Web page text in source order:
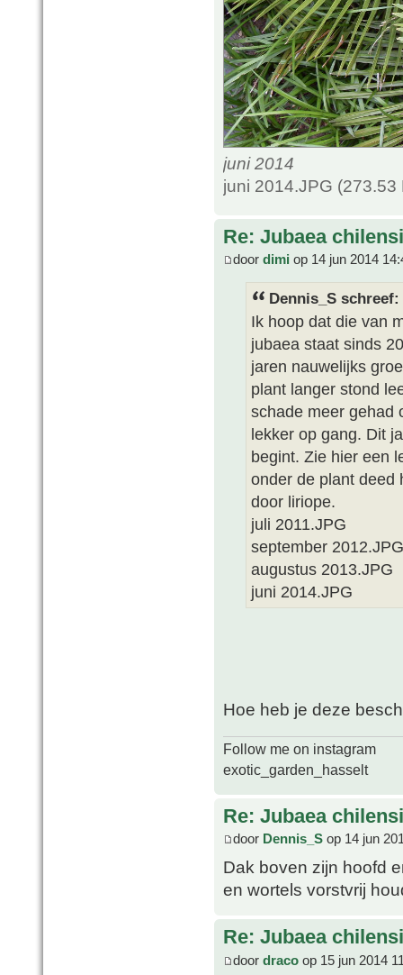
juni 2014
juni 2014.JPG
Re: Jubaea
door dimi op 14 jun 2014
Dennis_S schreef:
Ik hoop dat die van
jubaea staat sinds
jaren nauwelijks
plant langer stond
schade meer gehad
lekker op gang. Dit
begint. Zie hier een
onder de plant deed
door liriope.
juli 2011.JPG
september 2012.JPG
augustus 2013.JPG
juni 2014.JPG
Hoe heb je deze
Follow me on instagram
exotic_garden_hasselt
Re: Jubaea
door Dennis_S op 14 jun
Dak boven zijn hoofd
en wortels vorstvrij
Re: Jubaea
door draco op 15 jun 2014